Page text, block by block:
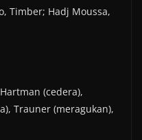
Timber; Hadj Moussa,
(cedera),
Trauner (meragukan),